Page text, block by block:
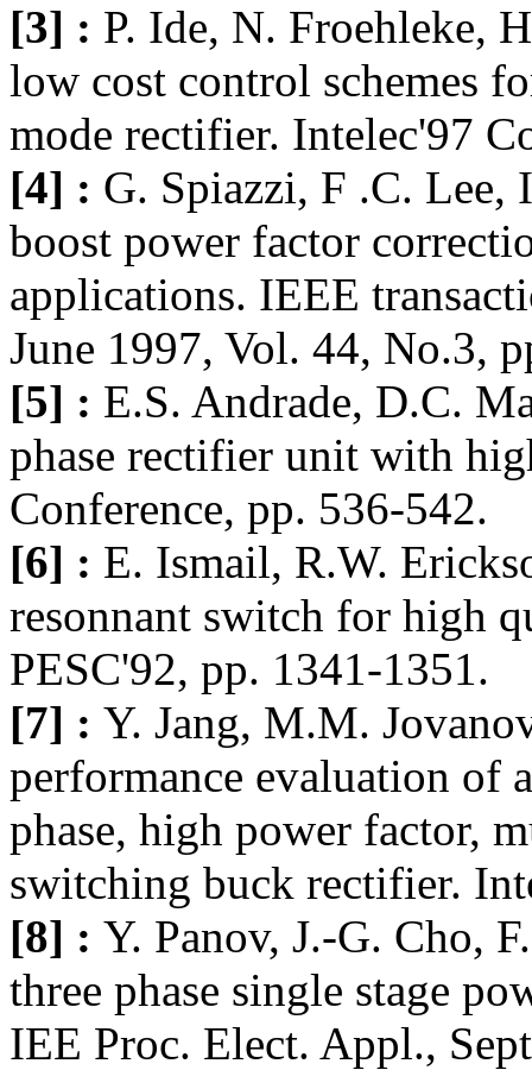
[3] : P. Ide, N. Froehleke,
low cost control schemes
mode rectifier. Intelec'97
[4] : G. Spiazzi, F .C. Lee,
boost power factor
applications. IEEE
June 1997, Vol. 44, No.3,
[5] : E.S. Andrade, D.C.
phase rectifier unit with
Conference, pp. 536-542.
[6] : E. Ismail, R.W.
resonnant switch for high
PESC'92, pp. 1341-1351.
[7] : Y. Jang, M.M.
performance evaluation of
phase, high power factor,
switching buck rectifier.
[8] : Y. Panov, J.-G. Cho,
three phase single stage
IEE Proc. Elect. Appl.,